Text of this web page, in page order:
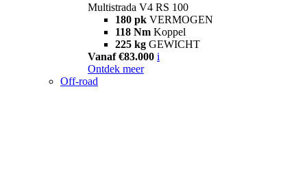
Multistrada V4 RS 100
180 pk VERMOGEN
118 Nm Koppel
225 kg GEWICHT
Vanaf €83.000 i
Ontdek meer
Off-road